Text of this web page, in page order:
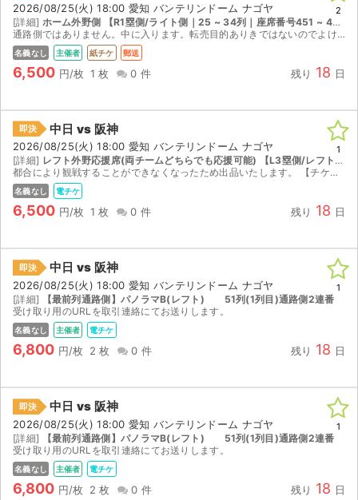
2026/08/25(火) 18:00 愛知 バンテリンドーム ナゴヤ
[詳細] ホーム外野側 【R1塁側/ライト側｜25 ~ 34列｜座席番号451 ~ 480】
通路側ではありません。中に入ります。転売目的ありきではないのでよければでお願いします
名義なし 主催者 紙チケ 郵送
6,500 円/枚 1 枚 0 件 残り 18 日
2
即決 中日 vs 阪神
2026/08/25(火) 18:00 愛知 バンテリンドーム ナゴヤ
[詳細] レフト外野応援席(両チームどちらでも応援可能) 【L3塁側/レフト側｜25 ~ 34列｜座席番号581 ~ 600】
都合により観戦することができなくなったため出品いたします。 【チケット受け渡し】 電子チケット（QRコード）を分配いたします。 分配可能になり次第、取引連絡にて入場用QRコードをお送りします。...
名義なし 電チケ
6,500 円/枚 1 枚 0 件 残り 18 日
1
即決 中日 vs 阪神
2026/08/25(火) 18:00 愛知 バンテリンドーム ナゴヤ
[詳細]
【最前列通路側】パノラマB(レフト) 51列(1列目)通路側2連番
受け取り用のURLを取引連絡にてお送りします。
名義なし 主催者 電チケ
6,800 円/枚 2 枚 0 件 残り 18 日
1
即決 中日 vs 阪神
2026/08/25(火) 18:00 愛知 バンテリンドーム ナゴヤ
[詳細]
【最前列通路側】パノラマB(レフト) 51列(1列目)通路側2連番
受け取り用のURLを取引連絡にてお送りします。
名義なし 主催者 電チケ
6,800 円/枚 2 枚 0 件 残り 18 日
1